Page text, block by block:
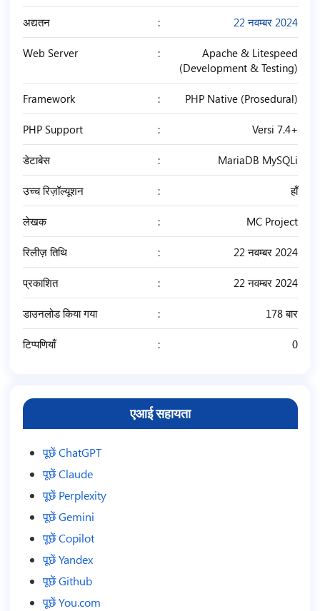
अद्यतन 22 नवम्बर 2024
Web Server
Apache & Litespeed
(Development & Testing)
Framework PHP Native (Prosedural)
PHP Support Versi 7.4+
डेटाबेस MariaDB MySQLi
उच्च रिज़ॉल्यूशन हाँ
लेखक MC Project
रिलीज़ तिथि 22 नवम्बर 2024
प्रकाशित 22 नवम्बर 2024
डाउनलोड किया गया 178 बार
टिप्पणियाँ 0
एआई सहायता
पूछें ChatGPT
पूछें Claude
पूछें Perplexity
पूछें Gemini
पूछें Copilot
पूछें Yandex
पूछें Github
पूछें You.com